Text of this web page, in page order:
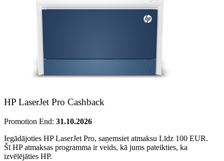
HP LaserJet Pro Cashback
Promotion End: 31.10.2026
Iegādājoties HP LaserJet Pro, saņemsiet atmaksu Līdz 100 EUR.
Šī HP atmaksas programma ir veids, kā jums pateikties, ka
izvēlējāties HP.